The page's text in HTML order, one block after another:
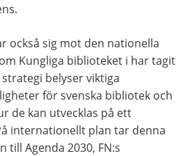
också sig mot den nationella
Kungliga biblioteket i har tagit
belyser viktiga
för svenska bibliotek och
de kan utvecklas på ett
internationellt plan tar denna
till Agenda 2030, FN:s